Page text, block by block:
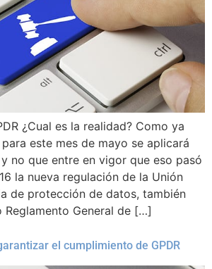
¿Cual es la realidad? Como ya
este mes de mayo se aplicará
no que entre en vigor que eso pasó
la nueva regulación de la Unión
de protección de datos, también
Reglamento General de […]
el cumplimiento de GPDR